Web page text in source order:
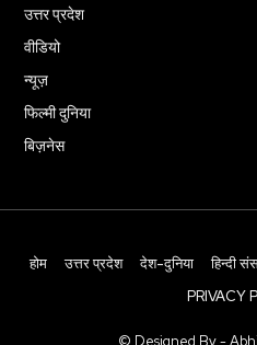
उत्तर प्रदेश
वीडियो
न्यूज़
फिल्मी दुनिया
बिज़नेस
होम उत्तर प्रदेश देश-दुनिया हिन्दी
PRIVACY
© Designed By -